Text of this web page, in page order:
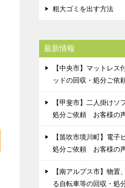
粗大ゴミを出す方法
最新情報
【中央市】マットレス
ッドの回収・処分ご依
【甲斐市】二人掛けソ
処分ご依頼 お客様の
【笛吹市境川町】電子
処分ご依頼 お客様の
【南アルプス市】物置
る自転車等の回収・処